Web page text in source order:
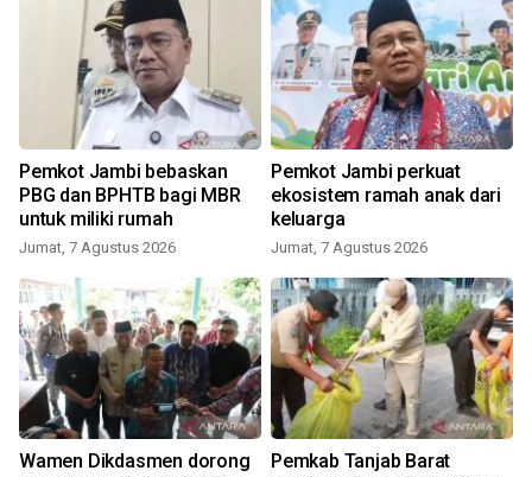
Pemkot Jambi bebaskan
PBG dan BPHTB bagi MBR
untuk miliki rumah
Jumat, 7 Agustus 2026
Pemkot Jambi perkuat
ekosistem ramah anak dari
keluarga
Jumat, 7 Agustus 2026
Wamen Dikdasmen dorong
Pemkab Tanjab Barat